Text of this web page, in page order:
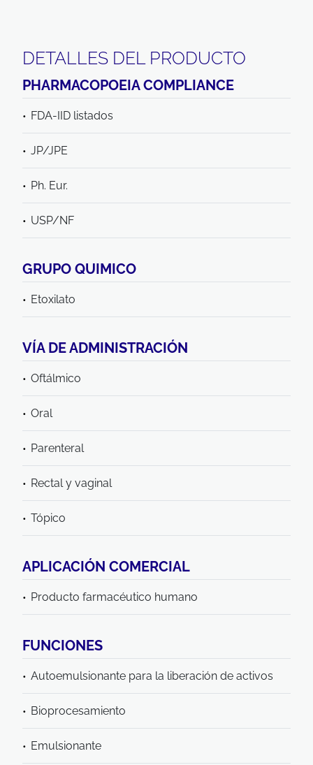
DETALLES DEL PRODUCTO
PHARMACOPOEIA COMPLIANCE
FDA-IID listados
JP/JPE
Ph. Eur.
USP/NF
GRUPO QUIMICO
Etoxilato
VÍA DE ADMINISTRACIÓN
Oftálmico
Oral
Parenteral
Rectal y vaginal
Tópico
APLICACIÓN COMERCIAL
Producto farmacéutico humano
FUNCIONES
Autoemulsionante para la liberación de activos
Bioprocesamiento
Emulsionante